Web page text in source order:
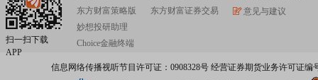
扫一扫下载
APP
东方财富策略版
妙想投研助理
Choice金融终端
东方财富证券交易
意见与建议
信息网络传播视听节目许可证：0908328号 经营证券期货业务许可证编